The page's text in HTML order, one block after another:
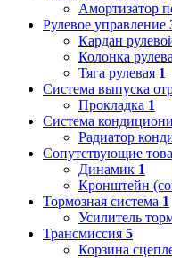
Амортизатор
Рулевое управление
Кардан
Колонка
Тяга рулевая 1
Система выпуска
Прокладка 1
Система
Радиатор
Сопутствующие
Динамик 1
Кронштейн
Тормозная система 1
Усилитель
Трансмиссия 5
Корзина